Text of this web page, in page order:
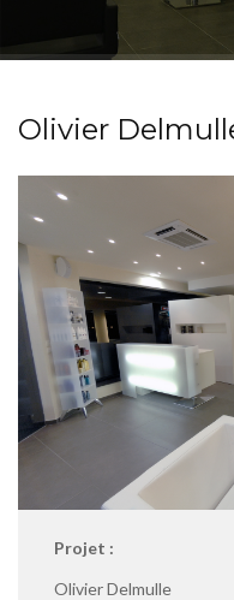
Olivier
Projet :
Olivier Delmulle